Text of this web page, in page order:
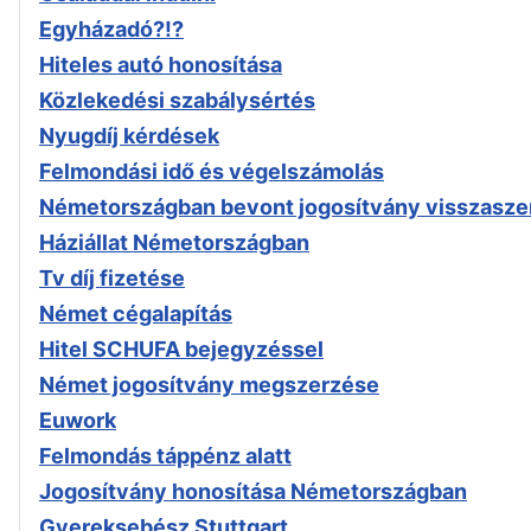
Egyházadó?!?
Hiteles autó honosítása
Közlekedési szabálysértés
Nyugdíj kérdések
Felmondási idő és végelszámolás
Németországban bevont jogosítvány
Háziállat Németországban
Tv díj fizetése
Német cégalapítás
Hitel SCHUFA bejegyzéssel
Német jogosítvány megszerzése
Euwork
Felmondás táppénz alatt
Jogosítvány honosítása Németországban